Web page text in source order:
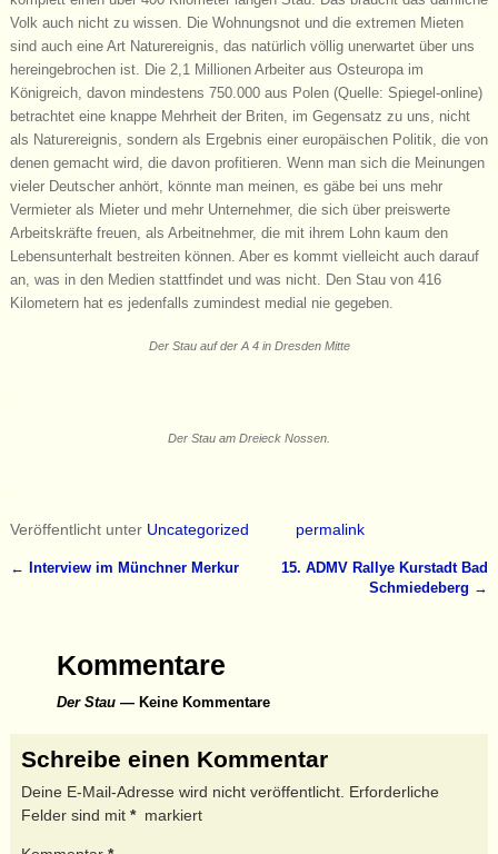
Volk auch nicht zu wissen. Die Wohnungsnot und die extremen Mieten
sind auch eine Art Naturereignis, das natürlich völlig unerwartet über uns
hereingebrochen ist. Die 2,1 Millionen Arbeiter aus Osteuropa im
Königreich, davon mindestens 750.000 aus Polen (Quelle: Spiegel-online)
betrachtet eine knappe Mehrheit der Briten, im Gegensatz zu uns, nicht
als Naturereignis, sondern als Ergebnis einer europäischen Politik, die von
denen gemacht wird, die davon profitieren. Wenn man sich die Meinungen
vieler Deutscher anhört, könnte man meinen, es gäbe bei uns mehr
Vermieter als Mieter und mehr Unternehmer, die sich über preiswerte
Arbeitskräfte freuen, als Arbeitnehmer, die mit ihrem Lohn kaum den
Lebensunterhalt bestreiten können. Aber es kommt vielleicht auch darauf
an, was in den Medien stattfindet und was nicht. Den Stau von 416
Kilometern hat es jedenfalls zumindest medial nie gegeben.
Der Stau auf der A 4 in Dresden Mitte
Der Stau am Dreieck Nossen.
Veröffentlicht unter Uncategorized permalink
← Interview im Münchner Merkur
15. ADMV Rallye Kurstadt Bad
Schmiedeberg →
Kommentare
Der Stau— Keine Kommentare
Schreibe einen Kommentar
Deine E-Mail-Adresse wird nicht veröffentlicht. Erforderliche
Felder sind mit * markiert